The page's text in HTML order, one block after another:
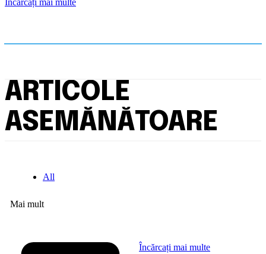
ARTICOLE
ASEMĂNĂTOARE
All
Mai mult
Încărcați mai multe